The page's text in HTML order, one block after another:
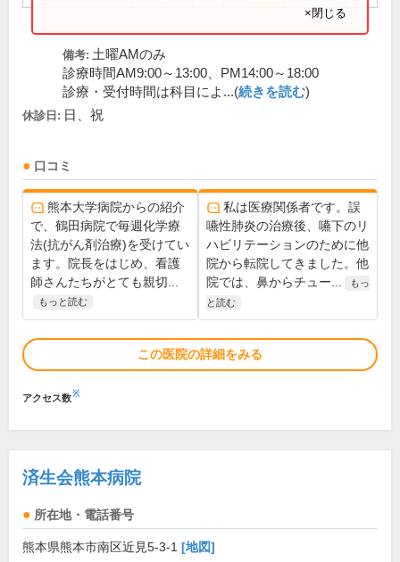
×閉じる
備考: 土曜AMのみ
診療時間AM9:00～13:00、PM14:00～18:00
診療・受付時間は科目によ...(続きを読む)
休診日: 日、祝
口コミ
熊本大学病院からの紹介
で、鶴田病院で毎週化学療
法(抗がん剤治療)を受けてい
ます。院長をはじめ、看護
師さんたちがとても親切...
もっと読む
私は医療関係者です。誤
嚥性肺炎の治療後、嚥下のリ
ハビリテーションのために他
院から転院してきました。他
院では、鼻からチュー...
もっ
と読む
この医院の詳細をみる
アクセス数※
済生会熊本病院
所在地・電話番号
熊本県熊本市南区近見5-3-1 [地図]